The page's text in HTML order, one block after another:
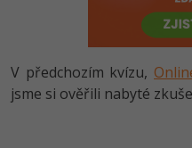
HTML5, CSS3,
SQL a databáze
JavaScript
Vývojář
C# Game
-80%
-80%
PHP -80%
V předchozím kvízu,
jsme si ověřili nabyté